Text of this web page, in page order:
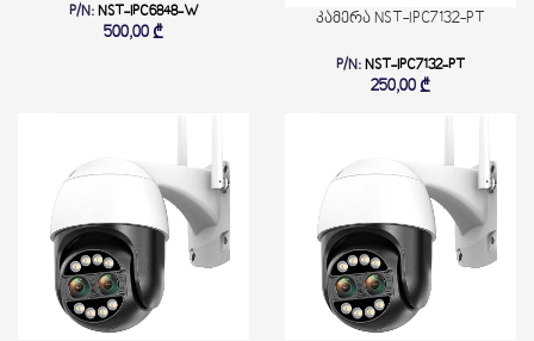
P/N: NST-IPC6848-W
500,00 ₾
კამერა NST-IPC7132-PT
P/N: NST-IPC7132-PT
250,00 ₾